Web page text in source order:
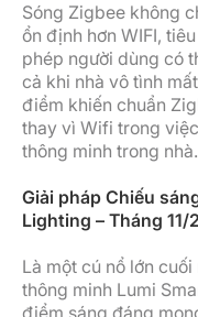
Sóng Zigbee không
ổn định hơn WIFI,
phép người dùng có
cả khi nhà vô tình
điểm khiến chuẩn
thay vì Wifi trong
thông minh trong nhà.
Giải pháp Chiếu
Lighting – Tháng 11/
Là một cú nổ lớn
thông minh Lumi
điểm sáng đáng